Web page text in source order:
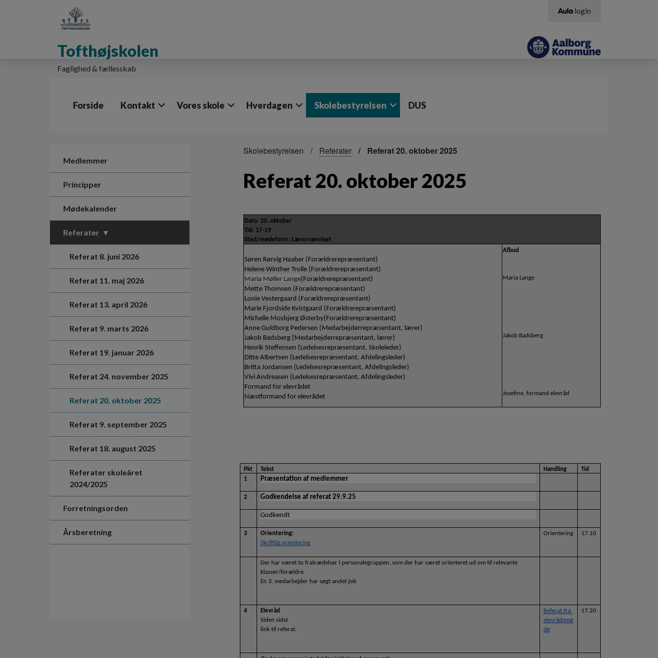
Tofthøjskolen
Faglighed & fællesskab
login
Forside Kontakt Vores skole Hverdagen Skolebestyrelsen DUS
Medlemmer
Principper
Mødekalender
Referater
Referat 8. juni 2026
Referat 11. maj 2026
Referat 13. april 2026
Referat 9. marts 2026
Referat 19. januar 2026
Referat 24. november 2025
Referat 20. oktober 2025
Referat 9. september 2025
Referat 18. august 2025
Referater skoleåret
2024/2025
Forretningsorden
Årsberetning
Skolebestyrelsen Referater Referat 20. oktober 2025
Referat 20. oktober 2025
Dato: 20. oktober
Tid: 17-19
Sted/mødeform: Lærerværelset
Søren Rørvig Haaber (Forældrerepræsentant)
Helene Winther Trolle (Forældrerepræsentant)
Maria Møller Lange(Forældrerepræsentant)
Mette Thomsen (Forældrerepræsentant)
Lonie Vestergaard (Forældrerepræsentant)
Marie Fjordside Kvistgaard (Forældrerepræsentant)
Michelle Mosbjerg Østerby(Forældrerepræsentant)
Anne Guldborg Pedersen (Medarbejderrepræsentant, lærer)
Jakob Badsberg (Medarbejderrepræsentant, lærer)
Henrik Steffensen (Ledelsesrepræsentant, Skoleleder)
Ditte Albertsen (Ledelsesrepræsentant, Afdelingsleder)
Britta Jordansen (Ledelsesrepræsentant, Afdelingsleder)
Vivi Andreasen (Ledelsesrepræsentant, Afdelingsleder)
Formand for elevrådet
Næstformand for elevrådet
Afbud
Maria Lange
Jakob Badsberg
Josefine, formand elevråd
Pkt Tekst Handling
Tid
1
Præsentation af medlemmer
2 Godkendelse af referat 29.9.25
Godkendt
3
Orientering:
Skriftlig orientering
Orientering 17.10
Der har været to fratrædelser i personalegruppen, som der har været orienteret ud om til relevante
klasser/forældre
En 3. medarbejder har søgt andet job
4
Elevråd
Siden sidst
link til referat.
Referat fra
elevrådsmø
de
17.20